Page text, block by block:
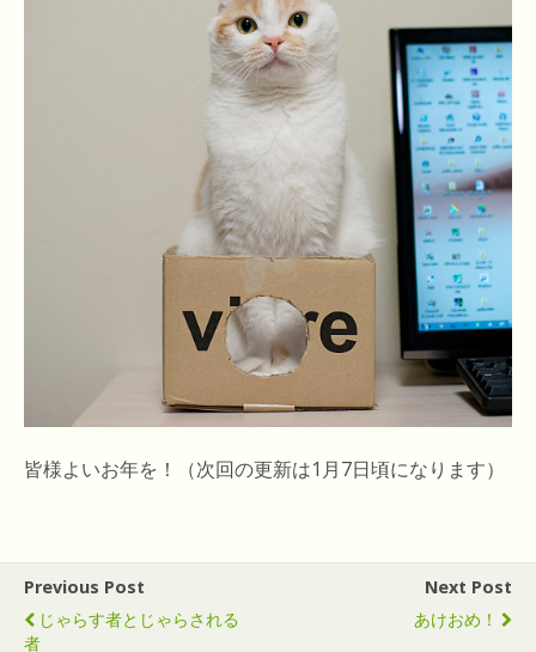
皆様よいお年を！（次回の更新は1月7日頃になります）
Previous Post
じゃらす者とじゃらされる
者
Next Post
あけおめ！